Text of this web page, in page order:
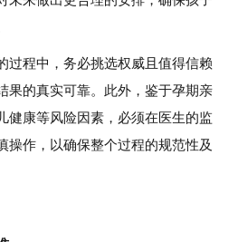
过程中，务必挑选权威且值得信赖
果的真实可靠。此外，鉴于孕期亲
健康等风险因素，必须在医生的监
操作，以确保整个过程的规范性及